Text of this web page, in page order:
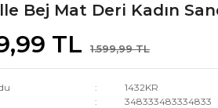
Bej Mat Deri Kadın
TL 1.599,99 TL
1432KR
348333483334833